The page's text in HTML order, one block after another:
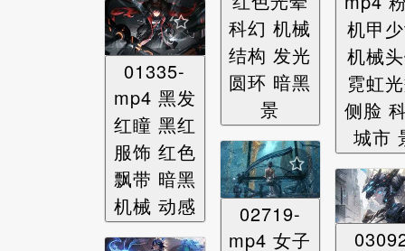
01335-
mp4 黑发
红瞳 黑红
服饰 红色
飘带 暗黑
机械 动感
科幻 机械
结构 发光
圆环 暗黑
景
02719-
mp4 女子
机甲
机械
霓虹
侧脸
城市